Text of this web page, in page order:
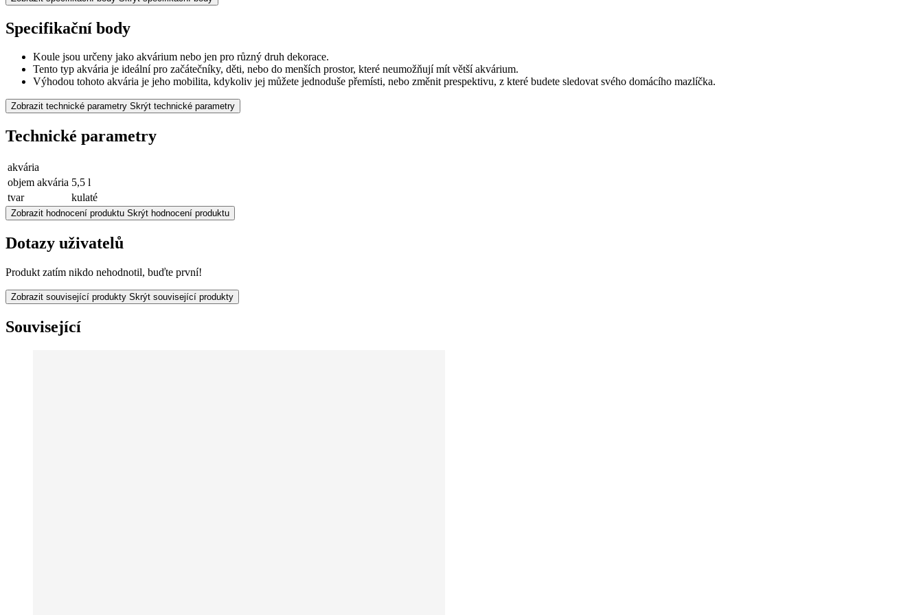
Specifikační body
Koule jsou určeny jako akvárium nebo jen pro různý druh dekorace.
Tento typ akvária je ideální pro začátečníky, děti, nebo do menších prostor, které neumožňují mít větší akvárium.
Výhodou tohoto akvária je jeho mobilita, kdykoliv jej můžete jednoduše přemísti, nebo změnit prespektivu, z které budete sledovat svého domácího mazlíčka.
Zobrazit technické parametry Skrýt technické parametry
Technické parametry
akvária
objem akvária 5,5 l
tvar
kulaté
Zobrazit hodnocení produktu Skrýt hodnocení produktu
Dotazy uživatelů
Produkt zatím nikdo nehodnotil, buďte první!
Zobrazit související produkty Skrýt související produkty
Související